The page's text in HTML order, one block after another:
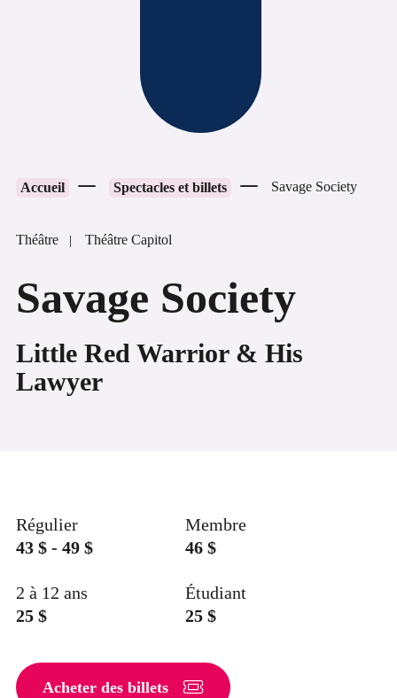
Accueil Spectacles et billets Savage Society
Théâtre Théâtre Capitol
Savage Society
Little Red Warrior & His
Lawyer
Régulier
43 $ - 49 $
Membre
46 $
2 à 12 ans
25 $
Étudiant
25 $
Acheter des billets